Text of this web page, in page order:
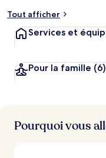
Tout afficher
Services et
Pour la famille (6)
Pourquoi vous